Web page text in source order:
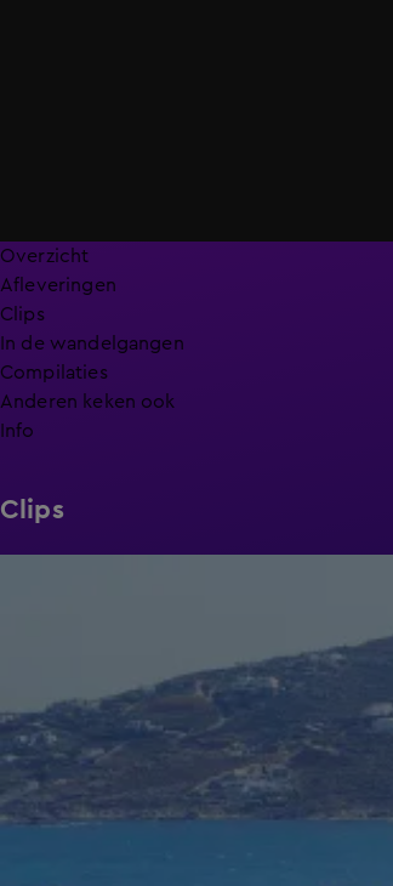
Overzicht
Afleveringen
Clips
In de wandelgangen
Compilaties
Anderen keken ook
Info
Clips